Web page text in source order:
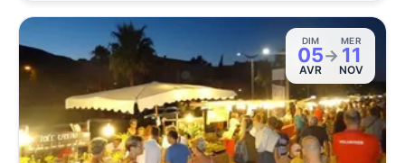
DIM
05
AVR
→
MER
11
NOV